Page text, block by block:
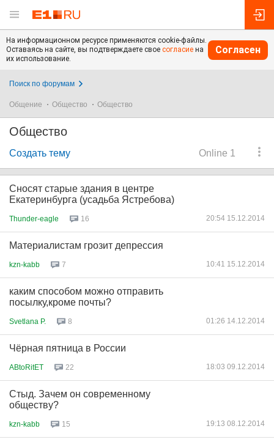
На информационном ресурсе применяются cookie-файлы.
Оставаясь на сайте, вы подтверждаете свое согласие на
их использование.
Согласен
Поиск по форумам
Общение Общество Общество
Общество
Online 1
Создать тему
Сносят старые здания в центре
Екатеринбурга (усадьба Ястребова)
Thunder-eagle 16 20:54 15.12.2014
Материалистам грозит депрессия
kzn-kabb 7 10:41 15.12.2014
каким способом можно отправить
посылку,кроме почты?
Svetlana P. 8 01:26 14.12.2014
Чёрная пятница в России
ABtoRitET 22 18:03 09.12.2014
Стыд. Зачем он современному
обществу?
kzn-kabb 15 19:13 08.12.2014